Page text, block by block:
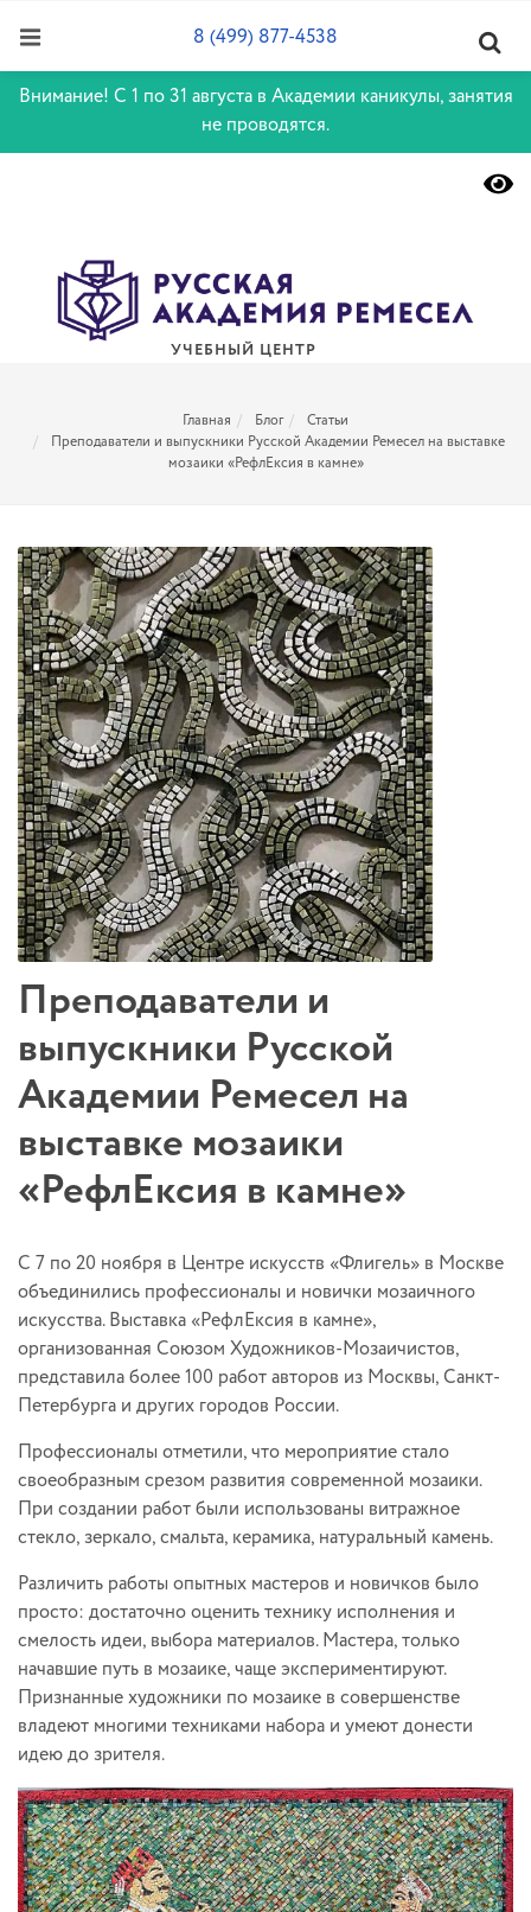
Внимание! С 1 по 31 августа в Академии каникулы, занятия
не проводятся.
УЧЕБНЫЙ ЦЕНТР
8 (499) 877-4538
Главная Блог
Статьи
Преподаватели и выпускники Русской Академии Ремесел на выставке
мозаики «РефлЕксия в камне»
Преподаватели и
выпускники Русской
Академии Ремесел на
выставке мозаики
«РефлЕксия в камне»
С 7 по 20 ноября в Центре искусств «Флигель» в Москве
объединились профессионалы и новички мозаичного
искусства. Выставка «РефлЕксия в камне»,
организованная Союзом Художников-Мозаичистов,
представила более 100 работ авторов из Москвы, Санкт-
Петербурга и других городов России.
Профессионалы отметили, что мероприятие стало
своеобразным срезом развития современной мозаики.
При создании работ были использованы витражное
стекло, зеркало, смальта, керамика, натуральный камень.
Различить работы опытных мастеров и новичков было
просто: достаточно оценить технику исполнения и
смелость идеи, выбора материалов. Мастера, только
начавшие путь в мозаике, чаще экспериментируют.
Признанные художники по мозаике в совершенстве
владеют многими техниками набора и умеют донести
идею до зрителя.